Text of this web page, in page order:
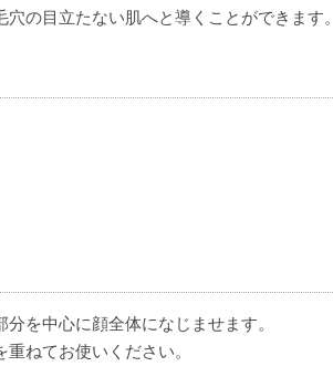
の目立たない肌へと導くことができます。
を中心に顔全体になじませます。
ねてお使いください。